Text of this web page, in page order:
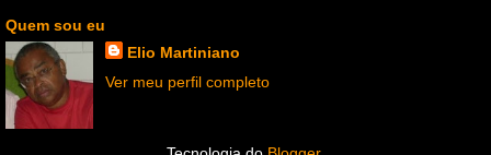
Quem sou eu
Elio Martiniano
Ver meu perfil completo